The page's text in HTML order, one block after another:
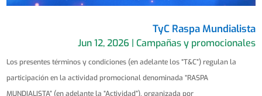
TyC Raspa Mundialista
Jun 12, 2026 | Campañas y promocionales
Los presentes términos y condiciones (en adelante los “T&C”) regulan la
participación en la actividad promocional denominada “RASPA
MUNDIALISTA” (en adelante la “Actividad”), organizada por